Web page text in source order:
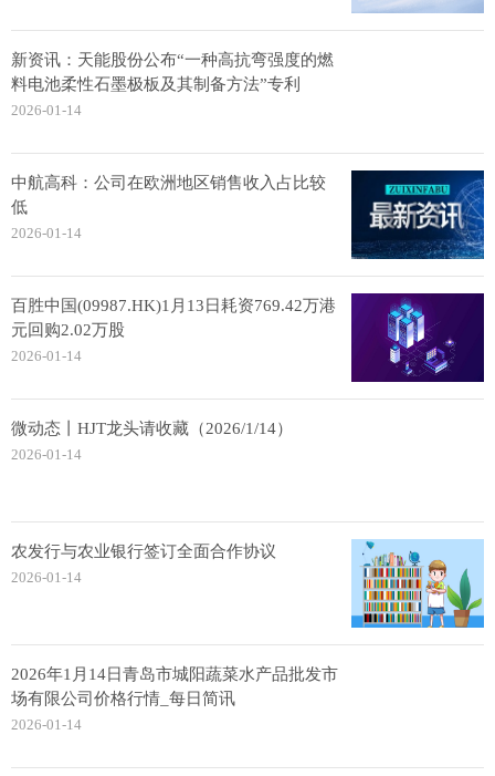
新资讯：天能股份公布“一种高抗弯强度的燃
料电池柔性石墨极板及其制备方法”专利
2026-01-14
中航高科：公司在欧洲地区销售收入占比较
低
2026-01-14
百胜中国(09987.HK)1月13日耗资769.42万港
元回购2.02万股
2026-01-14
微动态丨HJT龙头请收藏（2026/1/14）
2026-01-14
农发行与农业银行签订全面合作协议
2026-01-14
2026年1月14日青岛市城阳蔬菜水产品批发市
场有限公司价格行情_每日简讯
2026-01-14